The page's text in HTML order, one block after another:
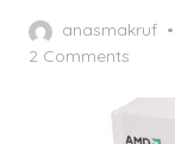
anasmakruf
2 Comments